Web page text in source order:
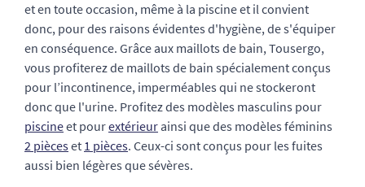
et en toute occasion, même à la piscine et il convient
donc, pour des raisons évidentes d'hygiène, de s'équiper
en conséquence. Grâce aux maillots de bain, Tousergo,
vous profiterez de maillots de bain spécialement conçus
pour l’incontinence, imperméables qui ne stockeront
donc que l'urine. Profitez des modèles masculins pour
piscineet pourextérieur ainsi que des modèles féminins
2 pièceset 1 pièces. Ceux-ci sont conçus pour les fuites
aussi bien légères que sévères.